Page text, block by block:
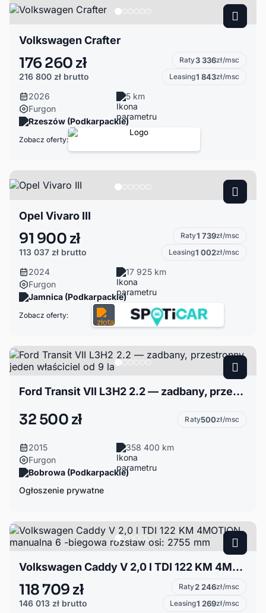
Volkswagen Crafter
176 260 zł
216 800 zł brutto
Raty3 336zł/msc
Leasing1 843zł/msc
2026
5 km
Furgon
Rzeszów (Podkarpackie)
Zobacz oferty:
Opel Vivaro III
91 900 zł
113 037 zł brutto
Raty1 739zł/msc
Leasing1 002zł/msc
2024
17 925 km
Furgon
Jamnica (Podkarpackie)
Zobacz oferty:
Ford Transit VII L3H2 2.2 — zadbany, przestronny, jeden właściciel od 9 la
32 500 zł Raty500zł/msc
2015
358 400 km
Furgon
Bobrowa (Podkarpackie)
Ogłoszenie prywatne
Volkswagen Caddy V 2,0 l TDI 122 KM 4MOTION, manualna 6 -biegowa rozstaw osi: 2755 mm
118 709 zł
146 013 zł brutto
Raty2 246zł/msc
Leasing1 269zł/msc